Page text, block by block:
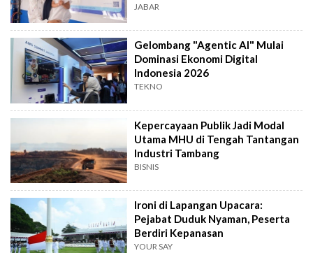
JABAR
Gelombang "Agentic AI" Mulai
Dominasi Ekonomi Digital
Indonesia 2026
TEKNO
Kepercayaan Publik Jadi Modal
Utama MHU di Tengah Tantangan
Industri Tambang
BISNIS
Ironi di Lapangan Upacara:
Pejabat Duduk Nyaman, Peserta
Berdiri Kepanasan
YOUR SAY